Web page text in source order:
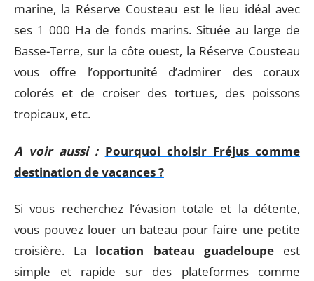
marine, la Réserve Cousteau est le lieu idéal avec
ses 1 000 Ha de fonds marins. Située au large de
Basse-Terre, sur la côte ouest, la Réserve Cousteau
vous offre l’opportunité d’admirer des coraux
colorés et de croiser des tortues, des poissons
tropicaux, etc.
A voir aussi : Pourquoi choisir Fréjus comme
destination de vacances ?
Si vous recherchez l’évasion totale et la détente,
vous pouvez louer un bateau pour faire une petite
croisière. La location bateau guadeloupeest
simple et rapide sur des plateformes comme